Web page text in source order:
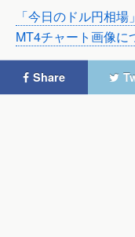
「今日のドル円相
MT4チャート画像に
Share